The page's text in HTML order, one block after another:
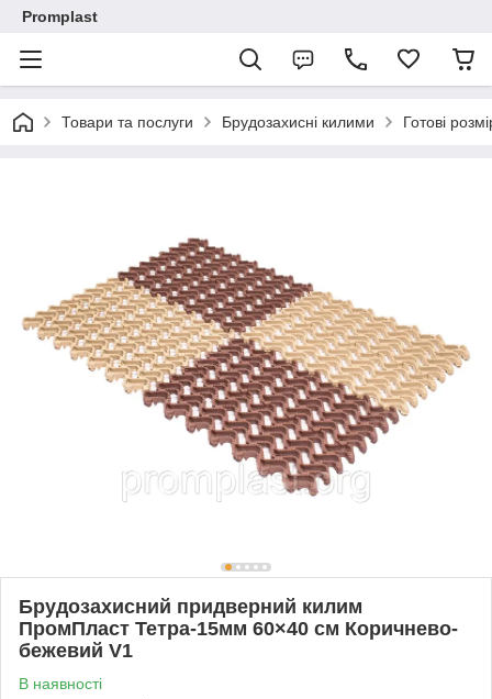
Promplast
Товари та послуги Брудозахисні килими Готові
Брудозахисний придверний килим
ПромПласт Тетра-15мм 60×40 см Коричнево-
бежевий V1
В наявності